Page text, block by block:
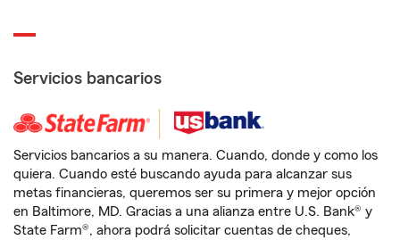
Servicios bancarios
Servicios bancarios a su manera. Cuando, donde y como los
quiera. Cuando esté buscando ayuda para alcanzar sus
metas financieras, queremos ser su primera y mejor opción
en Baltimore, MD. Gracias a una alianza entre U.S. Bank® y
State Farm®, ahora podrá solicitar cuentas de cheques,